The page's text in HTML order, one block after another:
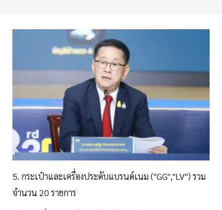
5. กระเป๋าและเครื่องประดับแบรนด์เนม ("GG","LV") รวม
จำนวน 20 รายการ